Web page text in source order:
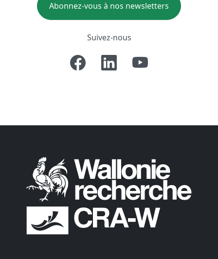
Abonnez-vous à nos newsletters
Suivez-nous